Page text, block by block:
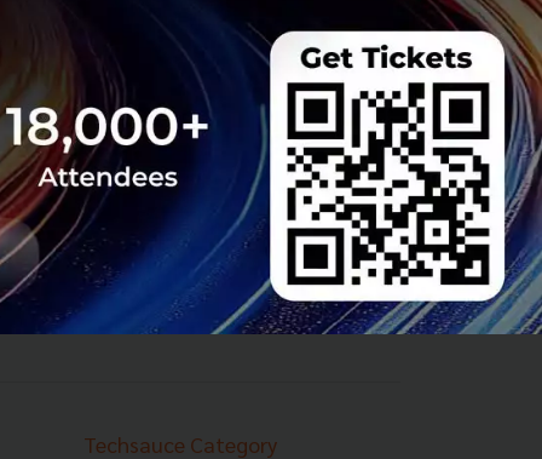
Techsauce Category